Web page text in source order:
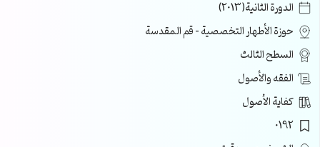
الدورة الثانية(2013)
حوزة الأطهار التخصصية – قم المقدسة
السطح الثالث
الفقه والأصول
كفاية الأصول
0192